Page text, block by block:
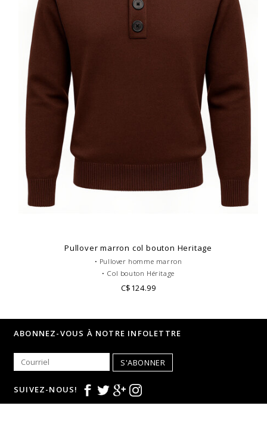
Pullover marron col bouton Heritage
• Pullover homme marron
• Col bouton Héritage
• Doublure noire
C$124.99
ABONNEZ-VOUS À NOTRE INFOLETTRE
S'ABONNER
SUIVEZ-NOUS!